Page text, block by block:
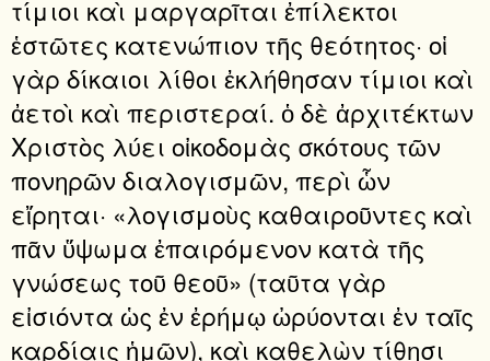
τίμιοι καὶ μαργαρῖται ἐπίλεκτοι
ἑστῶτες κατενώπιον τῆς θεότητος· οἱ
γὰρ δίκαιοι λίθοι ἐκλήθησαν τίμιοι καὶ
ἀετοὶ καὶ περιστεραί. ὁ δὲ ἀρχιτέκτων
Χριστὸς λύει οἰκοδομὰς σκότους τῶν
πονηρῶν διαλογισμῶν, περὶ ὧν
εἴρηται· «λογισμοὺς καθαιροῦντες καὶ
πᾶν ὕψωμα ἐπαιρόμενον κατὰ τῆς
γνώσεως τοῦ θεοῦ» (ταῦτα γὰρ
εἰσιόντα ὡς ἐν ἐρήμῳ ὠρύονται ἐν ταῖς
καρδίαις ἡμῶν), καὶ καθελὼν τίθησι